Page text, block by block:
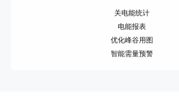
关电能统计
电能报表
优化峰谷用图
智能需量预警